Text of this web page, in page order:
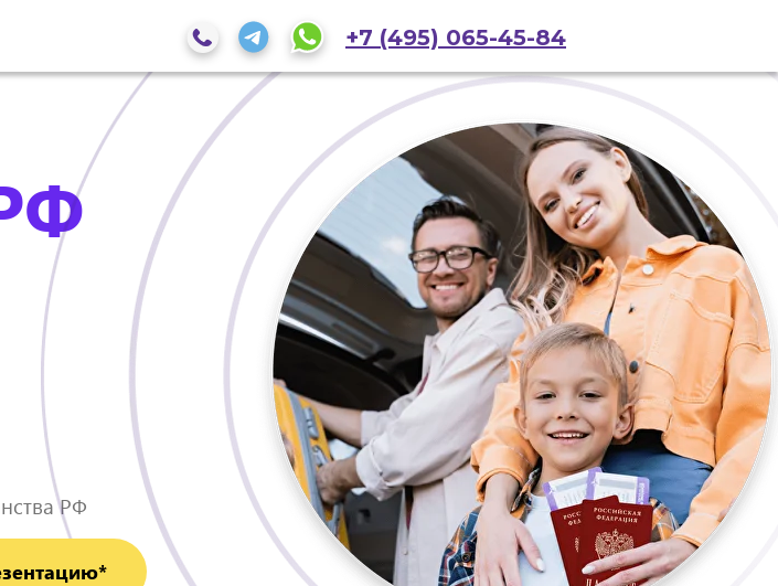
+7 (495) 065-45-84
РФ